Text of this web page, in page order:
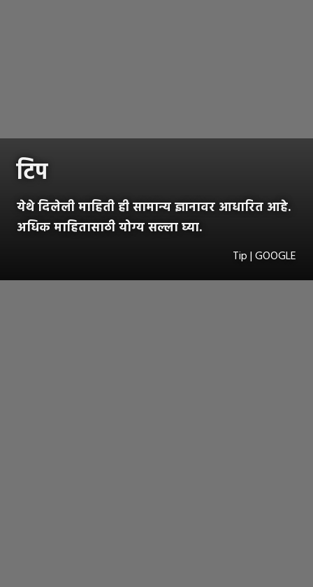
टिप
येथे दिलेली माहिती ही सामान्य ज्ञानावर आधारित आहे.
अधिक माहितासाठी योग्य सल्ला घ्या.
Tip | GOOGLE